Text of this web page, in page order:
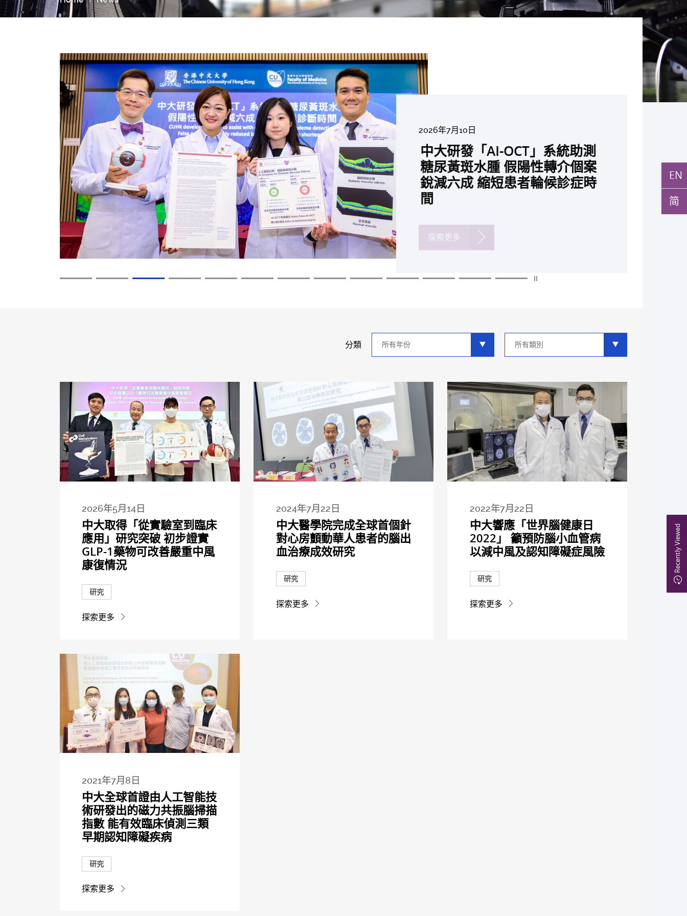
Recently Viewed
EN
简
中大「環球醫學」連續13年全
港收生之冠 囊括12名文憑試滿
分考生 佔學醫狀元六成 中大醫
科續為尖子首選 文憑試考生佔
學額七成
探索更多
中大成立嶄新 ITECH醫療科技
評估平台 推動健康經濟分析及
價值醫療
探索更多
2026年7月10日
中大研發「AI-OCT」系統助測
糖尿黃斑水腫 假陽性轉介個案
銳減六成 縮短患者輪候診症時
間
探索更多
2026年7月10日
中大黃秀娟教授獲頒中國工程界
最高榮譽「光華工程科技獎」
成為今屆醫藥衞生領域唯一香港
學者
探索更多
2026年7月7日
中大新設「香港中文大學鳳凰獎
學金」嘉許公開試狀元 鼓勵學
醫狀元走出課堂放眼世界 裝備
21世紀妙手仁醫
探索更多
2026年6月29日
中大全新一站式PGT-Plus方案
精準辨識傳統檢測中複雜基因異
常「盲點」 降低人工受孕流產
及異常妊娠風險
探索更多
中大發現青光眼治療新靶點 小
鼠實驗證實可恢復七成視力 有
助開創嶄新神經保護療法
探索更多
中大成功拆解肝癌免疫治療耐藥
性機制 揭一種免疫細胞具「除
廢餵食」新功能助癌細胞耐藥性
探索更多
中大與多名全球專家共同牽頭跨
國肺癌研究 逾半晚期ALK陽性
肺癌病人七年無惡化 因特定基
因異常而引起的肺癌有望變成
「慢性病」 患者可與病共存
探索更多
中大教授陳重娥獲頒「清野裕傑
出領袖獎」 成為本港首名學者
榮膺亞洲糖尿病教研最高榮譽
探索更多
中大匯聚逾200位區域專家 探討
私人醫療保險如何推動全民健康
覆蓋
探索更多
中大張源津醫生成首位亞洲研究
員 榮獲國際泌尿科權威獎項
John K. Lattimer 講座獎
探索更多
中大取得「從實驗室到臨床應
用」研究突破 初步證實GLP-1
藥物可改善嚴重中風康復情況
探索更多
分類
類
分
2026年5月14日
中大取得「從實驗室到臨床
應用」研究突破 初步證實
GLP-1藥物可改善嚴重中風
康復情況
研究
探索更多
2024年7月22日
中大醫學院完成全球首個針
對心房顫動華人患者的腦出
血治療成效研究
研究
探索更多
2022年7月22日
中大響應「世界腦健康日
2022」 籲預防腦小血管病
以減中風及認知障礙症風險
研究
探索更多
2021年7月8日
中大全球首證由人工智能技
術研發出的磁力共振腦掃描
指數 能有效臨床偵測三類
早期認知障礙疾病
研究
探索更多